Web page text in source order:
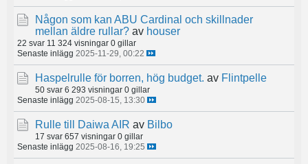
Någon som kan ABU Cardinal och skillnader
mellan äldre rullar? av houser
22 svar 11 324 visningar 0 gillar
Senaste inlägg 2025-11-29, 00:22
Haspelrulle för borren, hög budget. av Flintpelle
50 svar 6 293 visningar 0 gillar
Senaste inlägg 2025-08-15, 13:30
Rulle till Daiwa AIR av Bilbo
17 svar 657 visningar 0 gillar
Senaste inlägg 2025-08-16, 19:25